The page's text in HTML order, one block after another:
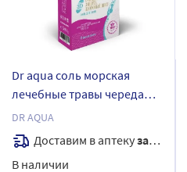
Dr aqua соль морская
лечебные травы череда
500 гр
DR AQUA
Доставим в аптекузавтра
В наличии